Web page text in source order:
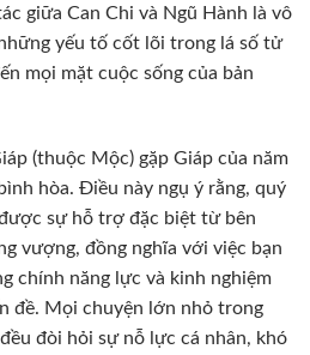
giữa Can Chi và Ngũ Hành là vô
yếu tố cốt lõi trong lá số tử
mọi mặt cuộc sống của bản
(thuộc Mộc) gặp Giáp của năm
hòa. Điều này ngụ ý rằng, quý
sự hỗ trợ đặc biệt từ bên
vượng, đồng nghĩa với việc bạn
chính năng lực và kinh nghiệm
đề. Mọi chuyện lớn nhỏ trong
đòi hỏi sự nỗ lực cá nhân, khó